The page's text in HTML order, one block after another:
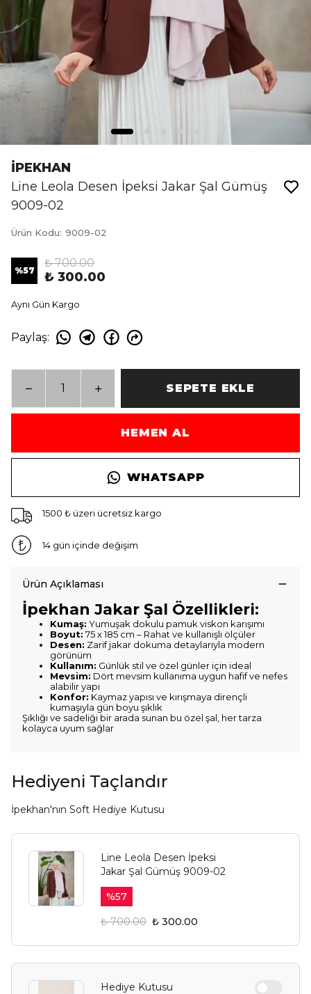
İPEKHAN
Line Leola Desen İpeksi Jakar Şal Gümüş
9009-02
Ürün Kodu: 9009-02
%57
₺ 700.00
₺ 300.00
Aynı Gün Kargo
Paylaş:
SEPETE EKLE
HEMEN AL
WHATSAPP
1500 ₺ üzeri ücretsiz kargo
14 gün içinde değişim
Ürün Açıklaması
İpekhan Jakar Şal Özellikleri:
Kumaş: Yumuşak dokulu pamuk viskon karışımı
Boyut: 75 x 185 cm – Rahat ve kullanışlı ölçüler
Desen: Zarif jakar dokuma detaylarıyla modern
görünüm
Kullanım: Günlük stil ve özel günler için ideal
Mevsim: Dört mevsim kullanıma uygun hafif ve nefes
alabilir yapı
Konfor: Kaymaz yapısı ve kırışmaya dirençli
kumaşıyla gün boyu şıklık
Şıklığı ve sadeliği bir arada sunan bu özel şal, her tarza
kolayca uyum sağlar
Hediyeni Taçlandır
İpekhan'nın Soft Hediye Kutusu
Line Leola Desen İpeksi
Jakar Şal Gümüş 9009-02
%57
₺ 700.00 ₺ 300.00
Hediye Kutusu